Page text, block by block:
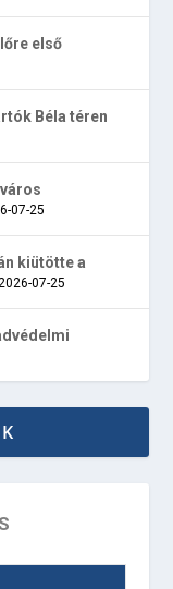
első
Béla téren
07-25
kiütötte a
07-25